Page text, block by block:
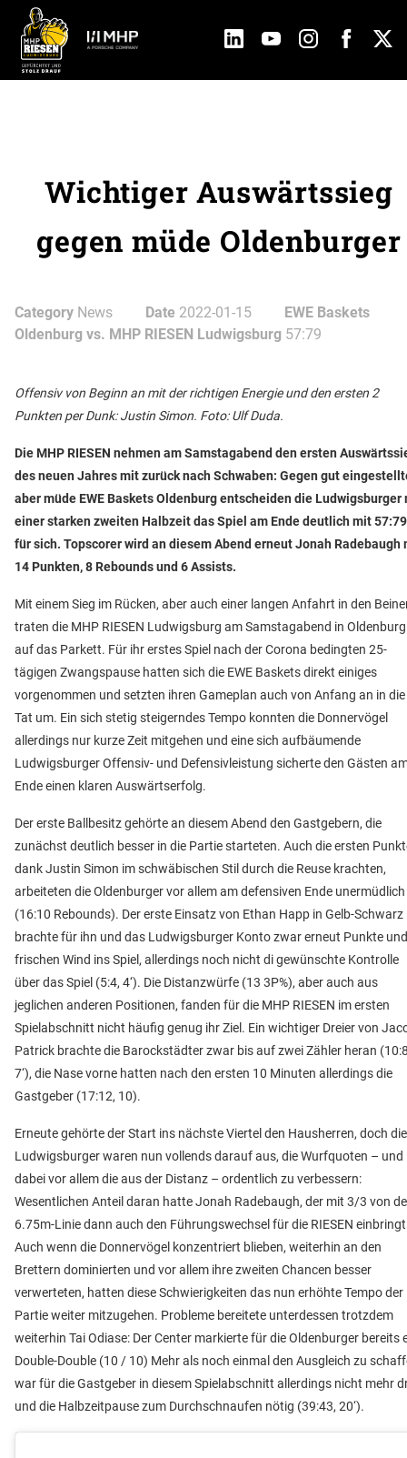
Wichtiger Auswärtssieg
gegen müde Oldenburger
Category News Date 2022-01-15
EWE Baskets
Oldenburg vs. MHP RIESEN Ludwigsburg 57:79
Offensiv von Beginn an mit der richtigen Energie und den ersten 2
Punkten per Dunk: Justin Simon. Foto: Ulf Duda.
Die MHP RIESEN nehmen am Samstagabend den ersten
des neuen Jahres mit zurück nach Schwaben: Gegen gut
aber müde EWE Baskets Oldenburg entscheiden die Ludwigsburger
einer starken zweiten Halbzeit das Spiel am Ende deutlich mit 57:79
für sich. Topscorer wird an diesem Abend erneut Jonah Radebaugh
14 Punkten, 8 Rebounds und 6 Assists.
Mit einem Sieg im Rücken, aber auch einer langen Anfahrt in den
traten die MHP RIESEN Ludwigsburg am Samstagabend in Oldenburg
auf das Parkett. Für ihr erstes Spiel nach der Corona bedingten 25-
tägigen Zwangspause hatten sich die EWE Baskets direkt einiges
vorgenommen und setzten ihren Gameplan auch von Anfang an in die
Tat um. Ein sich stetig steigerndes Tempo konnten die Donnervögel
allerdings nur kurze Zeit mitgehen und eine sich aufbäumende
Ludwigsburger Offensiv- und Defensivleistung sicherte den Gästen
Ende einen klaren Auswärtserfolg.
Der erste Ballbesitz gehörte an diesem Abend den Gastgebern, die
zunächst deutlich besser in die Partie starteten. Auch die ersten
dank Justin Simon im schwäbischen Stil durch die Reuse krachten,
arbeiteten die Oldenburger vor allem am defensiven Ende unermüdlich
(16:10 Rebounds). Der erste Einsatz von Ethan Happ in Gelb-Schwarz
brachte für ihn und das Ludwigsburger Konto zwar erneut Punkte und
frischen Wind ins Spiel, allerdings noch nicht di gewünschte Kontrolle
über das Spiel (5:4, 4‘). Die Distanzwürfe (13 3P%), aber auch aus
jeglichen anderen Positionen, fanden für die MHP RIESEN im ersten
Spielabschnitt nicht häufig genug ihr Ziel. Ein wichtiger Dreier von
Patrick brachte die Barockstädter zwar bis auf zwei Zähler heran
7‘), die Nase vorne hatten nach den ersten 10 Minuten allerdings die
Gastgeber (17:12, 10).
Erneute gehörte der Start ins nächste Viertel den Hausherren, doch die
Ludwigsburger waren nun vollends darauf aus, die Wurfquoten – und
dabei vor allem die aus der Distanz – ordentlich zu verbessern:
Wesentlichen Anteil daran hatte Jonah Radebaugh, der mit 3/3 von
6.75m-Linie dann auch den Führungswechsel für die RIESEN
Auch wenn die Donnervögel konzentriert blieben, weiterhin an den
Brettern dominierten und vor allem ihre zweiten Chancen besser
verwerteten, hatten diese Schwierigkeiten das nun erhöhte Tempo der
Partie weiter mitzugehen. Probleme bereitete unterdessen trotzdem
weiterhin Tai Odiase: Der Center markierte für die Oldenburger bereits
Double-Double (10 / 10) Mehr als noch einmal den Ausgleich zu
war für die Gastgeber in diesem Spielabschnitt allerdings nicht mehr
und die Halbzeitpause zum Durchschnaufen nötig (39:43, 20‘).